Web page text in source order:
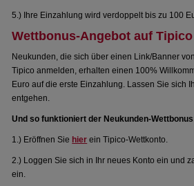
5.) Ihre Einzahlung wird verdoppelt bis zu 100
Wettbonus-Angebot auf Tipico
Neukunden, die sich über einen Link/Banner
Tipico anmelden, erhalten einen 100%
Euro auf die erste Einzahlung. Lassen Sie sich
entgehen.
Und so funktioniert der Neukunden-
1.) Eröffnen Sie hier ein Tipico-Wettkonto.
2.) Loggen Sie sich in Ihr neues Konto ein und
ein.